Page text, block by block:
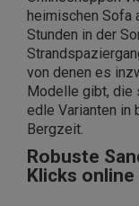
heimischen Sofa
Stunden in der
von denen es
Modelle gibt, die
edle Varianten in
Bergzeit.
Robuste
Klicks